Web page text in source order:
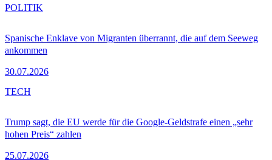
Spanische Enklave von Migranten überrannt, die auf dem Seeweg
ankommen
30.07.2026
POLITIK
Trump sagt, die EU werde für die Google-Geldstrafe einen „sehr
hohen Preis“ zahlen
25.07.2026
TECH